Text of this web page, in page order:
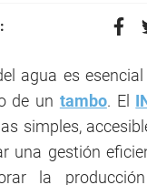
agua es
de un tambo. El
simples,
una gestión
la